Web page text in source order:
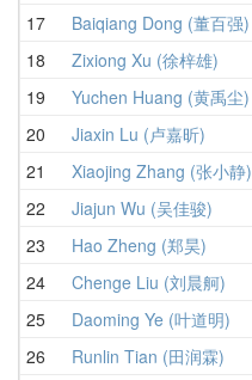
17 Baiqiang Dong (董百强)
18 Zixiong Xu (徐梓雄)
19 Yuchen Huang (黄禹尘)
20 Jiaxin Lu (卢嘉昕)
21 Xiaojing Zhang (张小静)
22 Jiajun Wu (吴佳骏)
23 Hao Zheng (郑昊)
24 Chenge Liu (刘晨舸)
25 Daoming Ye (叶道明)
26 Runlin Tian (田润霖)